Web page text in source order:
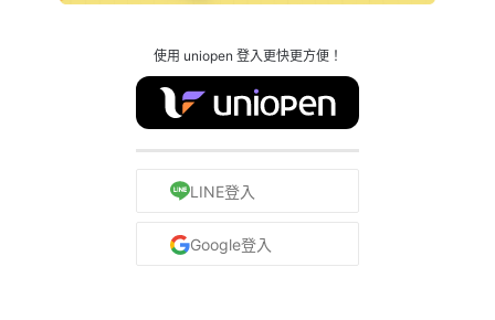
使用 uniopen 登入更快更方便！
LINE登入
Google登入